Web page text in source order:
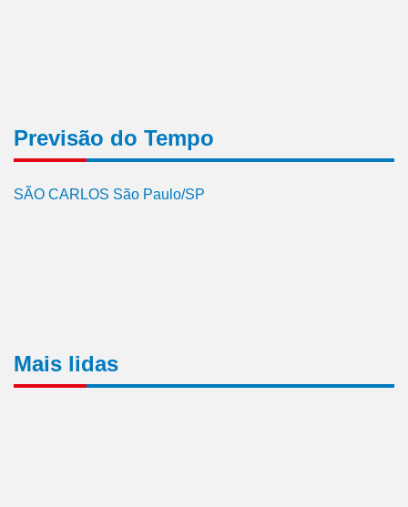
Previsão do Tempo
SÃO CARLOS São Paulo/SP
Mais lidas